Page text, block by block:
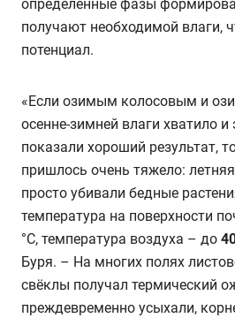
определённые фазы
получают необходимой влаги,
потенциал.
«Если озимым колосовым и
осенне-зимней влаги хватило и
показали хороший результат,
пришлось очень тяжело:
просто убивали бедные
температура на поверхности
°C, температура воздуха – до
Буря. – На многих полях
свёклы получал термический
преждевременно усыхали,